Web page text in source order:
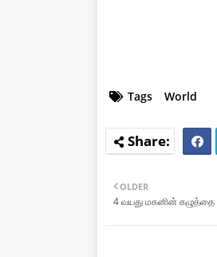
Tags World
OLDER
4 வயது மகனின் கழுத்தை